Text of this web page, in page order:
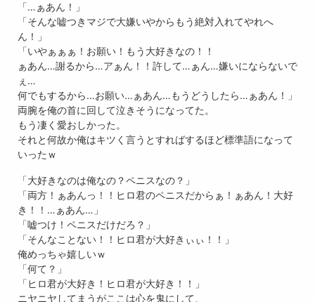
「…ぁあん！」
「そんな嘘つきマジで大嫌いやからもう絶対入れてやれへ
ん！」
「いやぁぁぁ！お願い！もう大好きなの！！
ぁあん…謝るから…アぁん！！許して…ぁん…嫌いにならないで
ぇ…
何でもするから…お願い…ぁあん…もうどうしたら…ぁあん！」
両腕を俺の首に回して泣きそうになってた。
もう凄く愛おしかった。
それと何故か俺はキツく言うとすればするほど標準語になって
いったｗ
「大好きなのは俺なの？ペニスなの？」
「両方！ぁあんっ！！ヒロ君のペニスだからぁ！ぁあん！大好
き！！…ぁあん…」
「嘘つけ！ペニスだけだろ？」
「そんなことない！！ヒロ君が大好きぃぃ！！」
俺めっちゃ嬉しいｗ
「何て？」
「ヒロ君が大好き！ヒロ君が大好き！！」
ニヤニヤしてまうがここは心を鬼にして、